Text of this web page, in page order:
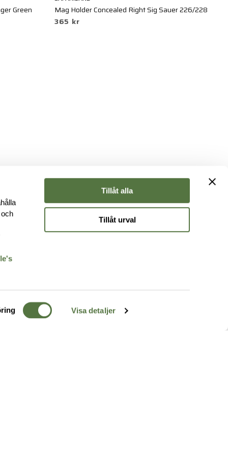
Visa detaljer
Tillåt alla
Tillåt urval
Green
Mag Holder Concealed Right Sig Sauer 226/228
365 kr